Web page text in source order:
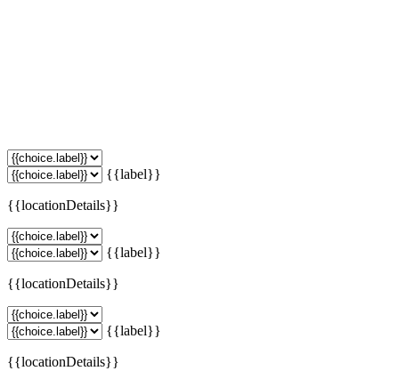
{{label}}
{{locationDetails}}
{{label}}
{{locationDetails}}
{{label}}
{{locationDetails}}